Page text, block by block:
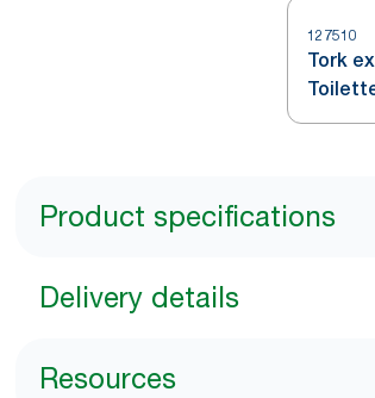
127510
Tork
Product specifications
Delivery details
Resources